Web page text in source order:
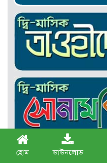
হোম ডাউনলোড